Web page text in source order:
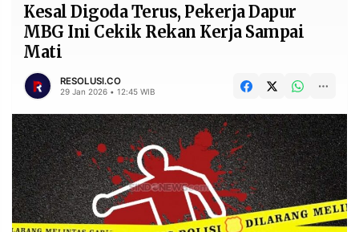
RUBRIKASI
EDITORIAL
FINANSIA PERSONA
DAERAH NASIONAL
MANCA SPORT
INFORMASI
Kesal Digoda Terus, Pekerja Dapur
MBG Ini Cekik Rekan Kerja Sampai
Mati
RESOLUSI.CO
29 Jan 2026 • 12:45 WIB